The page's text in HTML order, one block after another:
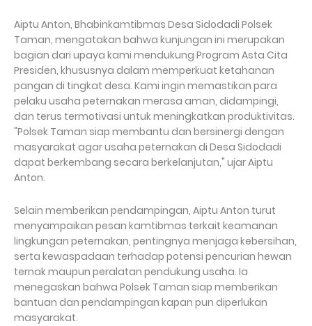
Aiptu Anton, Bhabinkamtibmas Desa Sidodadi Polsek
Taman, mengatakan bahwa kunjungan ini merupakan
bagian dari upaya kami mendukung Program Asta Cita
Presiden, khususnya dalam memperkuat ketahanan
pangan di tingkat desa. Kami ingin memastikan para
pelaku usaha peternakan merasa aman, didampingi,
dan terus termotivasi untuk meningkatkan produktivitas.
"Polsek Taman siap membantu dan bersinergi dengan
masyarakat agar usaha peternakan di Desa Sidodadi
dapat berkembang secara berkelanjutan," ujar Aiptu
Anton.
Selain memberikan pendampingan, Aiptu Anton turut
menyampaikan pesan kamtibmas terkait keamanan
lingkungan peternakan, pentingnya menjaga kebersihan,
serta kewaspadaan terhadap potensi pencurian hewan
ternak maupun peralatan pendukung usaha. Ia
menegaskan bahwa Polsek Taman siap memberikan
bantuan dan pendampingan kapan pun diperlukan
masyarakat.